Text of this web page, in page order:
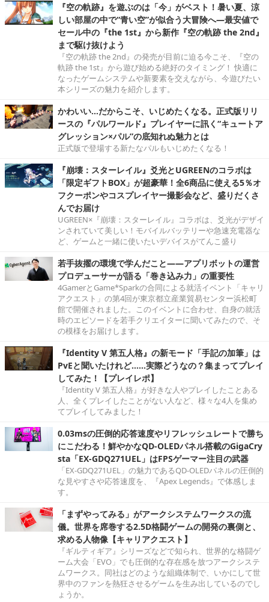
『空の軌跡』を遊ぶのは「今」がベスト！暑い夏、涼
しい部屋の中で“青い空”が似合う大冒険へ―最安値で
セール中の『the 1st』から新作『空の軌跡 the 2nd』
まで駆け抜けよう
『空の軌跡 the 2nd』の発売が目前に迫る今こそ、『空の
軌跡 the 1st』から遊び始める絶好のタイミング！ 快適に
なったゲームシステムや新要素を交えながら、今遊びたい
本シリーズの魅力を紹介します。
かわいい…だからこそ、いじめたくなる。正式版リリ
ースの『パルワールド』プレイヤーに訊く“キュートア
グレッション×パル”の底知れぬ魅力とは
正式版で登場する新たなパルもいじめたくなる！
『崩壊：スターレイル』爻光とUGREENのコラボは
「限定ギフトBOX」が超豪華！全6商品に使える5％オ
フクーポンやコスプレイヤー撮影会など、盛りだくさ
んでお届け
UGREEN×『崩壊：スターレイル』コラボは、爻光がデザイ
ンされていて美しい！モバイルバッテリーや急速充電器な
ど、ゲームと一緒に使いたいデバイスがてんこ盛り
若手抜擢の環境で学んだこと――アプリボットの運営
プロデューサーが語る「巻き込み力」の重要性
4GamerとGame*Sparkの合同による就活イベント「キャリ
アクエスト」の第4回が東京都立産業貿易センター浜松町
館で開催されました。このイベントに合わせ、自身の就活
時のエピソードを若手クリエイターに聞いてみたので、そ
の模様をお届けします。
『Identity V 第五人格』の新モード「手記の加筆」は
PvEと聞いたけれど……実際どうなの？集まってプレイ
してみた！【プレイレポ】
『Identity V 第五人格』が好きな人やプレイしたことある
人、全くプレイしたことがない人など、様々な4人を集め
てプレイしてみました！
0.03msの圧倒的応答速度やリフレッシュレートで勝ち
にこだわる！鮮やかなQD-OLEDパネル搭載のGigaCry
sta「EX-GDQ271UEL」はFPSゲーマー注目の武器
「EX-GDQ271UEL」の魅力であるQD-OLEDパネルの圧倒的
な見やすさや応答速度を、『Apex Legends』で体感しま
す。
「まずやってみる」がアークシステムワークスの流
儀。世界を席巻する2.5D格闘ゲームの開発の裏側と、
求める人物像【キャリアクエスト】
『ギルティギア』シリーズなどで知られ、世界的な格闘ゲ
ーム大会「EVO」でも圧倒的な存在感を放つアークシステ
ムワークス。同社はどのような組織体制で、いかにして世
界中のファンを熱狂させるゲームを生み出しているのでし
ょうか。